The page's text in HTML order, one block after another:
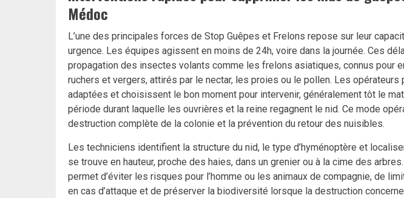
Médoc
L’une des principales forces de Stop Guêpes et Frelons repose sur leur
urgence. Les équipes agissent en moins de 24h, voire dans la journée. Ces
propagation des insectes volants comme les frelons asiatiques, connus pour
ruchers et vergers, attirés par le nectar, les proies ou le pollen. Les opérateurs
adaptées et choisissent le bon moment pour intervenir, généralement tôt le
période durant laquelle les ouvrières et la reine regagnent le nid. Ce mode
destruction complète de la colonie et la prévention du retour des nuisibles.
Les techniciens identifient la structure du nid, le type d’hyménoptère et
se trouve en hauteur, proche des haies, dans un grenier ou à la cime des
permet d’éviter les risques pour l’homme ou les animaux de compagnie, de
en cas d’attaque et de préserver la biodiversité lorsque la destruction